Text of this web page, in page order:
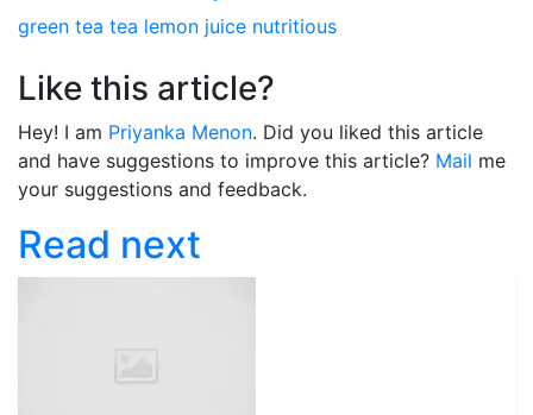
green tea tea lemon juice nutritious
Like this article?
Hey! I am Priyanka Menon. Did you liked this article
and have suggestions to improve this article? Mail me
your suggestions and feedback.
Read next